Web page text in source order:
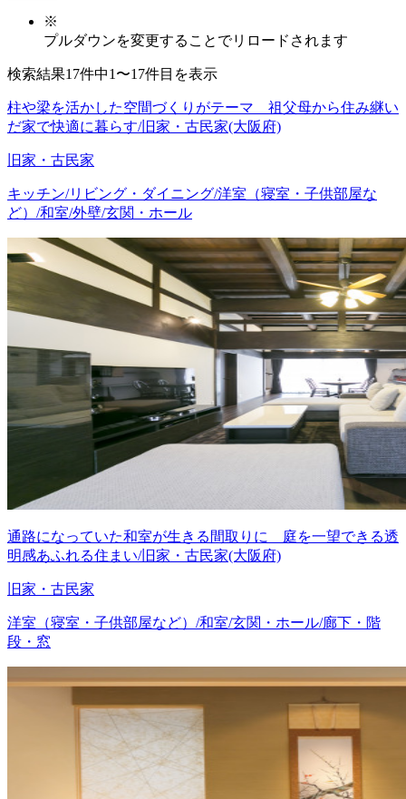
※
プルダウンを変更することでリロードされます
検索結果17件中1〜17件目を表示
柱や梁を活かした空間づくりがテーマ 祖父母から住み継い
だ家で快適に暮らす/旧家・古民家(大阪府)
旧家・古民家
キッチン/リビング・ダイニング/洋室（寝室・子供部屋な
ど）/和室/外壁/玄関・ホール
通路になっていた和室が生きる間取りに 庭を一望できる透
明感あふれる住まい/旧家・古民家(大阪府)
旧家・古民家
洋室（寝室・子供部屋など）/和室/玄関・ホール/廊下・階
段・窓